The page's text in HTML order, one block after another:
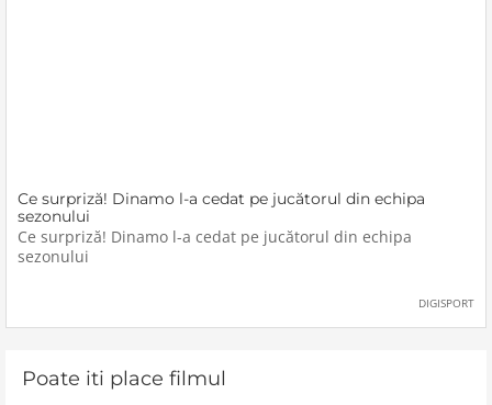
Ce surpriză! Dinamo l-a cedat pe jucătorul din echipa
sezonului
Ce surpriză! Dinamo l-a cedat pe jucătorul din echipa
sezonului
DIGISPORT
Poate iti place filmul